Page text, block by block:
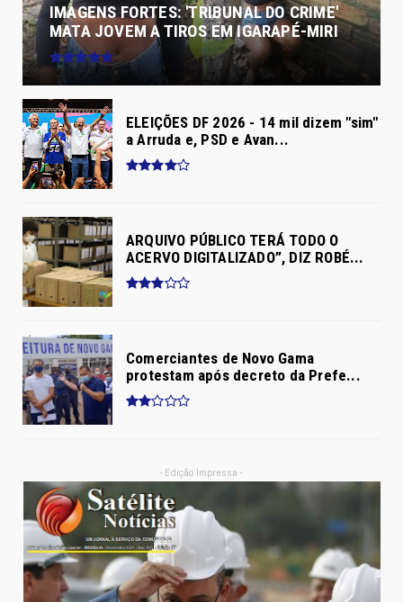
IMAGENS FORTES: 'TRIBUNAL DO CRIME'
MATA JOVEM A TIROS EM IGARAPÉ-MIRI
ELEIÇÕES DF 2026 - 14 mil dizem "sim"
a Arruda e, PSD e Avan...
ARQUIVO PÚBLICO TERÁ TODO O
ACERVO DIGITALIZADO”, DIZ ROBÉ...
Comerciantes de Novo Gama
protestam após decreto da Prefe...
- Edição Impressa -